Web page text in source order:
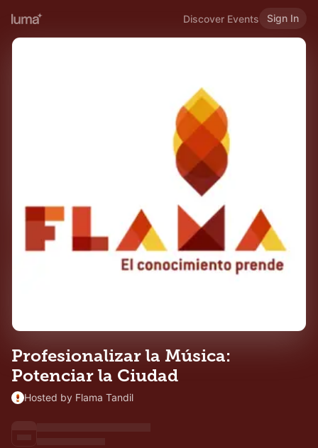
Discover Events Sign In
Profesionalizar la Música:
Potenciar la Ciudad
Hosted by Flama Tandil